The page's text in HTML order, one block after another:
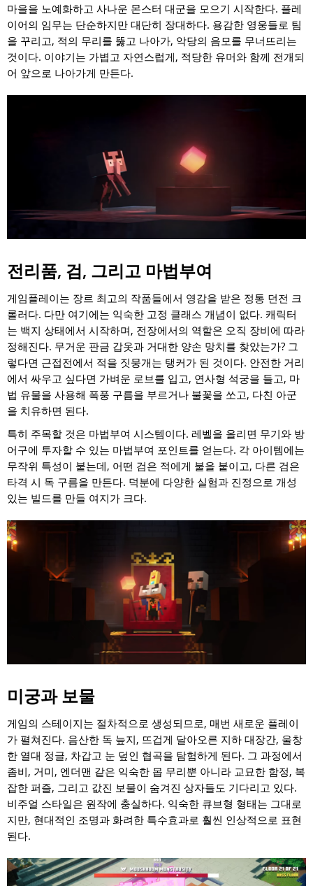
마을을 노예화하고 사나운 몬스터 대군을 모으기 시작한다. 플레
이어의 임무는 단순하지만 대단히 장대하다. 용감한 영웅들로 팀
을 꾸리고, 적의 무리를 뚫고 나아가, 악당의 음모를 무너뜨리는
것이다. 이야기는 가볍고 자연스럽게, 적당한 유머와 함께 전개되
어 앞으로 나아가게 만든다.
전리품, 검, 그리고 마법부여
게임플레이는 장르 최고의 작품들에서 영감을 받은 정통 던전 크
롤러다. 다만 여기에는 익숙한 고정 클래스 개념이 없다. 캐릭터
는 백지 상태에서 시작하며, 전장에서의 역할은 오직 장비에 따라
정해진다. 무거운 판금 갑옷과 거대한 양손 망치를 찾았는가? 그
렇다면 근접전에서 적을 짓뭉개는 탱커가 된 것이다. 안전한 거리
에서 싸우고 싶다면 가벼운 로브를 입고, 연사형 석궁을 들고, 마
법 유물을 사용해 폭풍 구름을 부르거나 불꽃을 쏘고, 다친 아군
을 치유하면 된다.
특히 주목할 것은 마법부여 시스템이다. 레벨을 올리면 무기와 방
어구에 투자할 수 있는 마법부여 포인트를 얻는다. 각 아이템에는
무작위 특성이 붙는데, 어떤 검은 적에게 불을 붙이고, 다른 검은
타격 시 독 구름을 만든다. 덕분에 다양한 실험과 진정으로 개성
있는 빌드를 만들 여지가 크다.
미궁과 보물
게임의 스테이지는 절차적으로 생성되므로, 매번 새로운 플레이
가 펼쳐진다. 음산한 독 늪지, 뜨겁게 달아오른 지하 대장간, 울창
한 열대 정글, 차갑고 눈 덮인 협곡을 탐험하게 된다. 그 과정에서
좀비, 거미, 엔더맨 같은 익숙한 몹 무리뿐 아니라 교묘한 함정, 복
잡한 퍼즐, 그리고 값진 보물이 숨겨진 상자들도 기다리고 있다.
비주얼 스타일은 원작에 충실하다. 익숙한 큐브형 형태는 그대로
지만, 현대적인 조명과 화려한 특수효과로 훨씬 인상적으로 표현
된다.